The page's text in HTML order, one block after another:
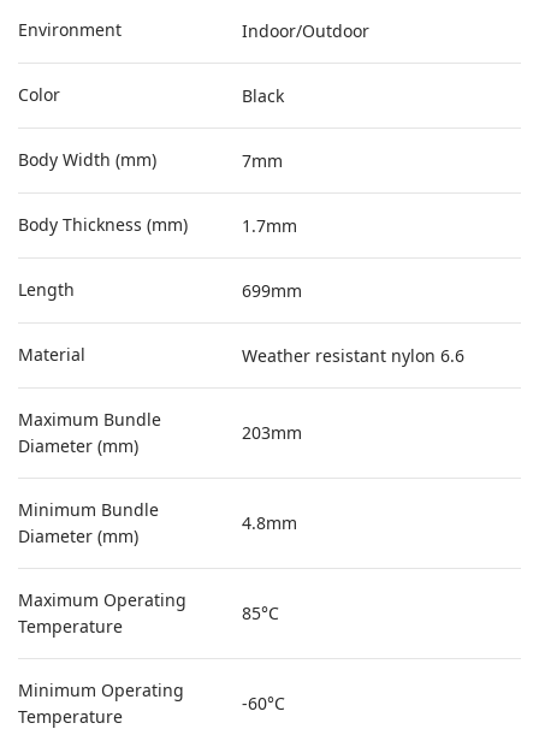
Environment Indoor/Outdoor
Color Black
Body Width (mm) 7mm
Body Thickness (mm) 1.7mm
Length 699mm
Material Weather resistant nylon 6.6
Maximum Bundle
Diameter (mm)
203mm
Minimum Bundle
Diameter (mm)
4.8mm
Maximum Operating
Temperature
85°C
Minimum Operating
Temperature
-60°C